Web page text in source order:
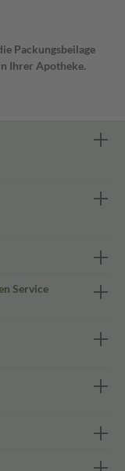
Packungsbeilage
Ihrer Apotheke.
Service